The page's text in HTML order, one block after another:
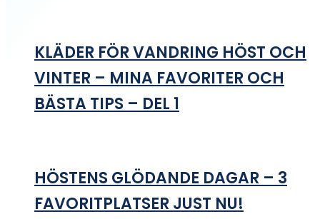
KLÄDER FÖR VANDRING HÖST OCH
VINTER – MINA FAVORITER OCH
BÄSTA TIPS – DEL 1
HÖSTENS GLÖDANDE DAGAR – 3
FAVORITPLATSER JUST NU!